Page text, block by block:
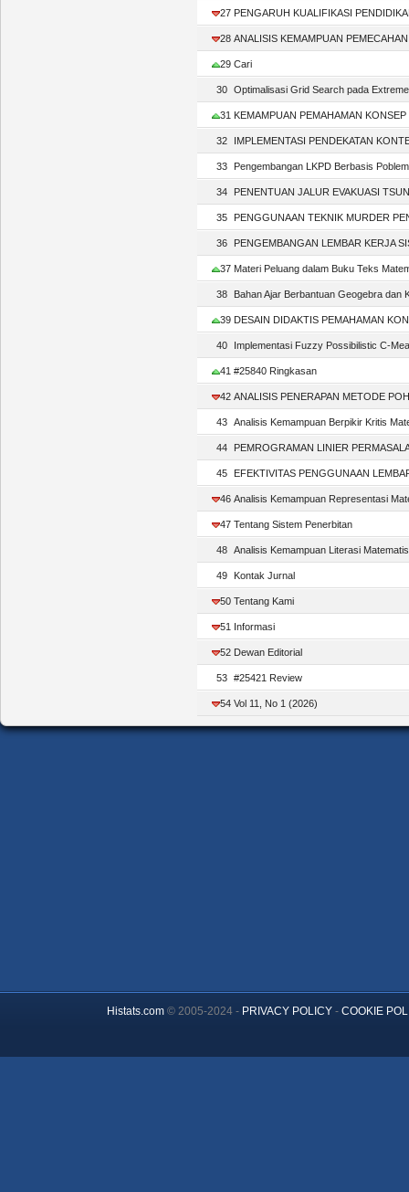
27 PENGARUH KUALIFIKASI
28 ANALISIS KEMAMPUAN
29 Cari
30 Optimalisasi Grid Search pada
31 KEMAMPUAN PEMAHAMAN
32 IMPLEMENTASI PENDEKATAN
33 Pengembangan LKPD Berbasis
34 PENENTUAN JALUR EVAKUASI
35 PENGGUNAAN TEKNIK MURDER
36 PENGEMBANGAN LEMBAR KERJA
37 Materi Peluang dalam Buku Teks
38 Bahan Ajar Berbantuan Geogebra
39 DESAIN DIDAKTIS PEMAHAMAN
40 Implementasi Fuzzy Possibilistic C-
41 #25840 Ringkasan
42 ANALISIS PENERAPAN METODE
43 Analisis Kemampuan Berpikir Kritis
44 PEMROGRAMAN LINIER
45 EFEKTIVITAS PENGGUNAAN
46 Analisis Kemampuan Representasi
47 Tentang Sistem Penerbitan
48 Analisis Kemampuan Literasi
49 Kontak Jurnal
50 Tentang Kami
51 Informasi
52 Dewan Editorial
53 #25421 Review
54 Vol 11, No 1 (2026)
Histats.com© 2005-2024 - PRIVACY POLICY- COOKIE